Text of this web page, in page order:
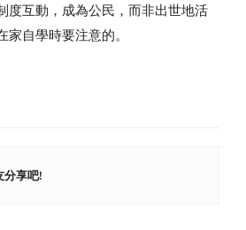
度互動，成為公民，而非出世地活
自學時要注意的。
分享吧!